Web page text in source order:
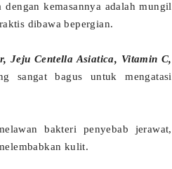
kemasannya adalah mungil
dibawa bepergian.
Jeju Centella Asiatica, Vitamin C,
sangat bagus untuk mengatasi
bakteri penyebab jerawat,
kulit.